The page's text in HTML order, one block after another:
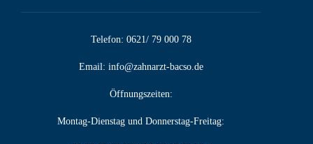
Telefon: 0621/ 79 000 78
Email: info@zahnarzt-bacso.de
Öffnungszeiten:
Montag-Dienstag und Donnerstag-Freitag: